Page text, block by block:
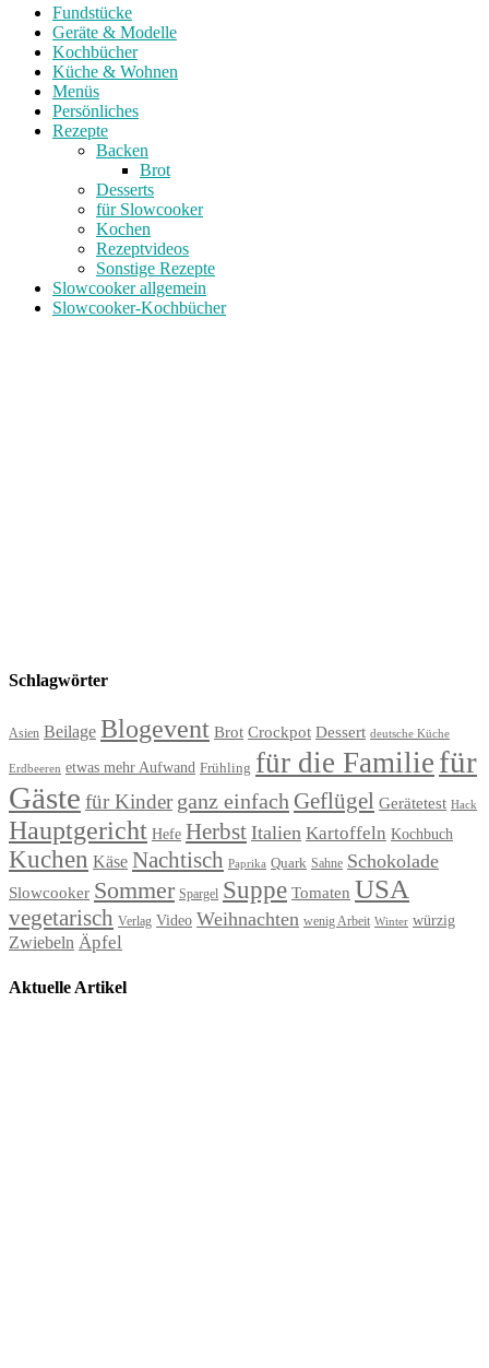
Fundstücke
Geräte & Modelle
Kochbücher
Küche & Wohnen
Menüs
Persönliches
Rezepte
Backen
Brot
Desserts
für Slowcooker
Kochen
Rezeptvideos
Sonstige Rezepte
Slowcooker allgemein
Slowcooker-Kochbücher
Schlagwörter
Asien Beilage Blogevent Brot Crockpot Dessert deutsche Küche
Erdbeeren etwas mehr Aufwand Frühling für die Familie für
Gäste für Kinder ganz einfach Geflügel Gerätetest Hack
Hauptgericht Hefe Herbst Italien Kartoffeln Kochbuch
Kuchen Käse Nachtisch Paprika Quark Sahne Schokolade
Slowcooker Sommer Spargel Suppe Tomaten USA
vegetarisch Verlag Video Weihnachten wenig Arbeit Winter würzig
Zwiebeln Äpfel
Aktuelle Artikel